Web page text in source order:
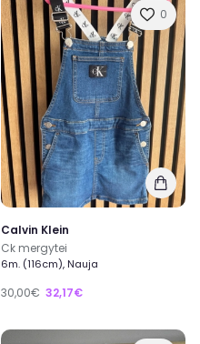
0
Calvin Klein
Ck mergytei
6m. (116cm), Nauja
30,00€ 32,17€